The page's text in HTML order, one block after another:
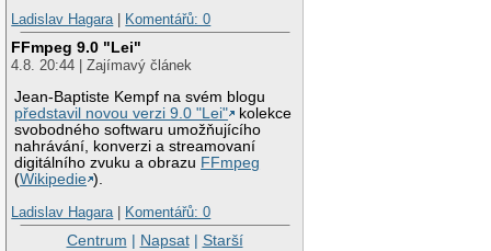
Ladislav Hagara | Komentářů: 0
FFmpeg 9.0 "Lei"
4.8. 20:44 | Zajímavý článek
Jean-Baptiste Kempf na svém blogu
představil novou verzi 9.0 "Lei"
kolekce
svobodného softwaru umožňujícího
nahrávání, konverzi a streamovaní
digitálního zvuku a obrazu FFmpeg
(Wikipedie ).
Ladislav Hagara | Komentářů: 0
Centrum | Napsat| Starší